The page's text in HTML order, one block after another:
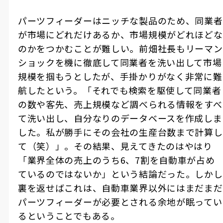
パーツフィーダーはニッチな製品のため、同業者
が市場にどれだけあるか、市場規模がどれほどな
のかをつかむことが難しい。前畑社長もリーマン
ショックを機に徹底して同業者を洗い出して市場
規模を掴もうとしたが、手掛かりがなく非常に難
航したという。「それでも検索を駆使して同業者
の数や客先、売上規模など調べられる情報をすべ
て洗い出し、自分なりのデータベースを作成しま
した。私が勝手にその会社の生産台数まで計算し
て（笑）」。その結果、見えてきたのはやはり
「業界全体の売上のうち6、 7割を自動車が占め
ているのではないか」という結論だった。しかし
裏を返せばこれは、自動車業界以外にはまだまだ
パーツフィーダーが必要とされる余地が眠ってい
るということでもある。